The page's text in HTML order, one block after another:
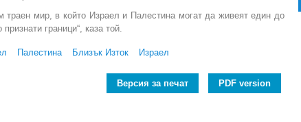
траен мир, в който Израел и Палестина могат да живеят един до
граници“, каза той.
Палестина Близък Изток Израел
Версия за печат PDF version